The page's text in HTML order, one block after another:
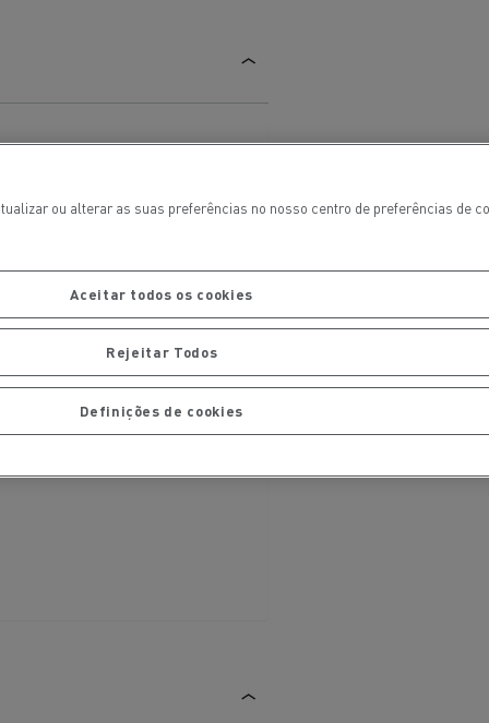
ou alterar as suas preferências no nosso centro de preferências de
Aceitar todos os cookies
Rejeitar Todos
Definições de cookies